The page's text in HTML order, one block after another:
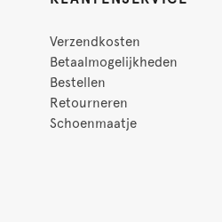
Verzendkosten
Betaalmogelijkheden
Bestellen
Retourneren
Schoenmaatje